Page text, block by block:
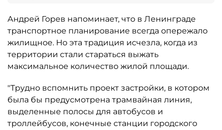
Андрей Горев напоминает, что в Ленинграде
транспортное планирование всегда опережало
жилищное. Но эта традиция исчезла, когда из
территории стали стараться выжать
максимальное количество жилой площади.
"Трудно вспомнить проект застройки, в котором
была бы предусмотрена трамвайная линия,
выделенные полосы для автобусов и
троллейбусов, конечные станции городского